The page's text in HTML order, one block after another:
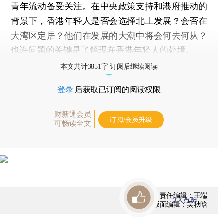
青年流动备受关注。在中央政策支持和港府推动的
背景下，香港年轻人是否会选择北上发展？会否在
大湾区定居？他们在发展的大潮中将会何去何从？
也许问题的关键是了解现在香港年轻人的处境。
本文共计3851字 订阅后继续阅读
登录 后获取已订阅的阅读权限
财新通会员
可畅读全文
订阅/会员升级
责任编辑：王端
版面编辑：吴秋晗
3人点赞